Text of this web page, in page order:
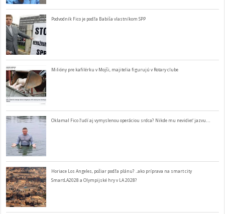
Podvodník Fico je podľa Babiša vlastníkom SPP
Milióny pre kafilérku v Mojši, majitelia figurujú v Rotary clube
Oklamal Fico ľudí aj vymyslenou operáciou srdca? Nikde mu nevidieť jazvu…
Horiace Los Angeles, požiar podľa plánu? ..ako príprava na smart city
SmartLA2028 a Olympijské hry v LA 2028?